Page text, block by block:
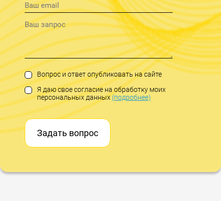
Вопрос и ответ опубликовать на сайте
Я даю свое согласие на обработку моих
персональных данных(подробнее)
Задать вопрос